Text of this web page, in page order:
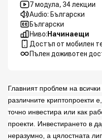
7 модула, 34 лекции
Audio: Български
Български
Ниво: Начинаещи
Достъп от мобилен
Пълен доживотен
Главният проблем на
различните криптопроекти
точно инвестира или как
проекти. Инвестирането в
неразумно, а цялостната